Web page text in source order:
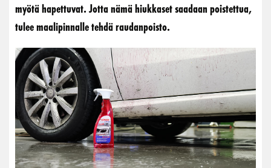
myötä hapettuvat. Jotta nämä hiukkaset saadaan poistettua,
tulee maalipinnalle tehdä raudanpoisto.